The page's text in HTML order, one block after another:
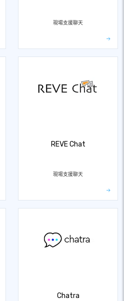
現場支援聊天
REVE Chat
現場支援聊天
Chatra